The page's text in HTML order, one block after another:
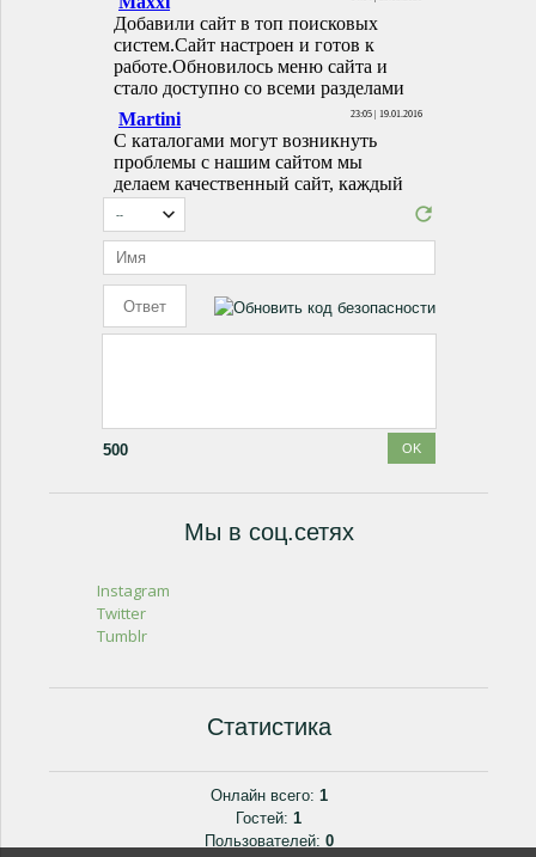
500
Мы в соц.сетях
Instagram
Twitter
Tumblr
Статистика
Онлайн всего: 1
Гостей: 1
Пользователей: 0